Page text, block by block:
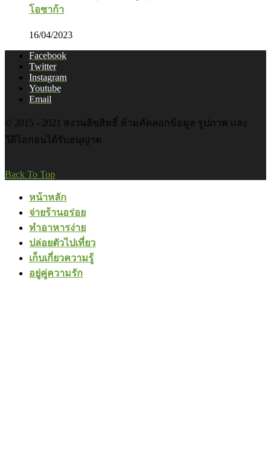
โอซาก้า
16/04/2023
Facebook
Twitter
Instagram
Youtube
Email
© 2015 - 2021 สงวนลิขสิทธิ์ ห้ามคัดลอกข้อมูล รูปภาพ และ
วีดีโอก่อนได้รับอนุญาต
Back To Top
หน้าหลัก
จ่ายร้านอร่อย
ทำอาหารง่าย
ปล่อยตัวไปเที่ยว
เก็บเกี่ยวความรู้
อยู่คู่ความรัก